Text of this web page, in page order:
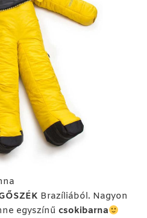
Brazíliából. Nagyon
egyszínű csokibarna